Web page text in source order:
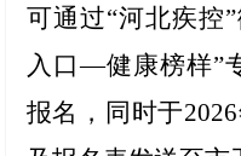
可通过“河北疾控
入口—健康榜样”
报名，同时于